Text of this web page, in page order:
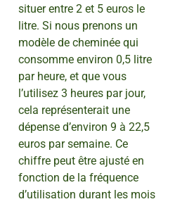
situer entre 2 et 5 euros le
litre. Si nous prenons un
modèle de cheminée qui
consomme environ 0,5 litre
par heure, et que vous
l’utilisez 3 heures par jour,
cela représenterait une
dépense d’environ 9 à 22,5
euros par semaine. Ce
chiffre peut être ajusté en
fonction de la fréquence
d’utilisation durant les mois